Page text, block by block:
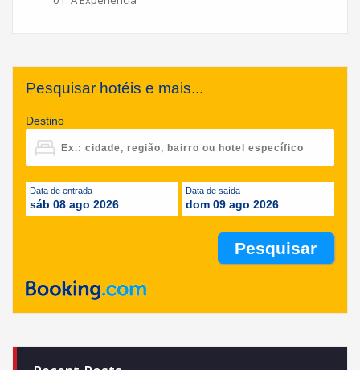
Pesquisar hotéis e mais...
Destino
Data de entrada
sáb 08 ago 2026
Data de saída
dom 09 ago 2026